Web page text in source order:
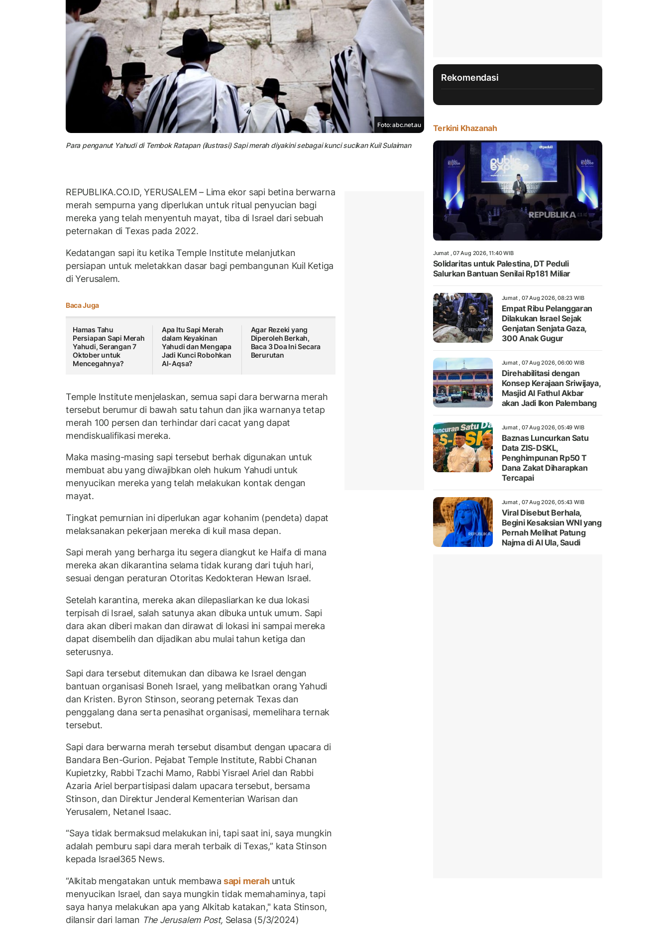
Foto: abc.net.au
Para penganut Yahudi di Tembok Ratapan (ilustrasi) Sapi merah diyakini sebagai kunci sucikan Kuil Sulaiman
REPUBLIKA.CO.ID, YERUSALEM – Lima ekor sapi betina berwarna
merah sempurna yang diperlukan untuk ritual penyucian bagi
mereka yang telah menyentuh mayat, tiba di Israel dari sebuah
peternakan di Texas pada 2022.
Kedatangan sapi itu ketika Temple Institute melanjutkan
persiapan untuk meletakkan dasar bagi pembangunan Kuil Ketiga
di Yerusalem.
Baca Juga
Hamas Tahu
Persiapan Sapi Merah
Yahudi, Serangan 7
Oktober untuk
Mencegahnya?
Apa Itu Sapi Merah
dalam Keyakinan
Yahudi dan Mengapa
Jadi Kunci Robohkan
Al-Aqsa?
Agar Rezeki yang
Diperoleh Berkah,
Baca 3 Doa Ini Secara
Berurutan
Temple Institute menjelaskan, semua sapi dara berwarna merah
tersebut berumur di bawah satu tahun dan jika warnanya tetap
merah 100 persen dan terhindar dari cacat yang dapat
mendiskualifikasi mereka.
Maka masing-masing sapi tersebut berhak digunakan untuk
membuat abu yang diwajibkan oleh hukum Yahudi untuk
menyucikan mereka yang telah melakukan kontak dengan
mayat.
Tingkat pemurnian ini diperlukan agar kohanim (pendeta) dapat
melaksanakan pekerjaan mereka di kuil masa depan.
Sapi merah yang berharga itu segera diangkut ke Haifa di mana
mereka akan dikarantina selama tidak kurang dari tujuh hari,
sesuai dengan peraturan Otoritas Kedokteran Hewan Israel.
Setelah karantina, mereka akan dilepasliarkan ke dua lokasi
terpisah di Israel, salah satunya akan dibuka untuk umum. Sapi
dara akan diberi makan dan dirawat di lokasi ini sampai mereka
dapat disembelih dan dijadikan abu mulai tahun ketiga dan
seterusnya.
Sapi dara tersebut ditemukan dan dibawa ke Israel dengan
bantuan organisasi Boneh Israel, yang melibatkan orang Yahudi
dan Kristen. Byron Stinson, seorang peternak Texas dan
penggalang dana serta penasihat organisasi, memelihara ternak
tersebut.
Sapi dara berwarna merah tersebut disambut dengan upacara di
Bandara Ben-Gurion. Pejabat Temple Institute, Rabbi Chanan
Kupietzky, Rabbi Tzachi Mamo, Rabbi Yisrael Ariel dan Rabbi
Azaria Ariel berpartisipasi dalam upacara tersebut, bersama
Stinson, dan Direktur Jenderal Kementerian Warisan dan
Yerusalem, Netanel Isaac.
“Saya tidak bermaksud melakukan ini, tapi saat ini, saya mungkin
adalah pemburu sapi dara merah terbaik di Texas,” kata Stinson
kepada Israel365 News.
“Alkitab mengatakan untuk membawa sapi merah untuk
menyucikan Israel, dan saya mungkin tidak memahaminya, tapi
saya hanya melakukan apa yang Alkitab katakan," kata Stinson,
dilansir dari laman The Jerusalem Post, Selasa (5/3/2024)
Rekomendasi
Terkini Khazanah
Jumat , 07 Aug 2026, 11:40 WIB
Solidaritas untuk Palestina, DT Peduli
Salurkan Bantuan Senilai Rp181 Miliar
Jumat , 07 Aug 2026, 08:23 WIB
Empat Ribu Pelanggaran
Dilakukan Israel Sejak
Genjatan Senjata Gaza,
300 Anak Gugur
Jumat , 07 Aug 2026, 06:00 WIB
Direhabilitasi dengan
Konsep Kerajaan Sriwijaya,
Masjid Al Fathul Akbar
akan Jadi Ikon Palembang
Jumat , 07 Aug 2026, 05:49 WIB
Baznas Luncurkan Satu
Data ZIS-DSKL,
Penghimpunan Rp50 T
Dana Zakat Diharapkan
Tercapai
Jumat , 07 Aug 2026, 05:43 WIB
Viral Disebut Berhala,
Begini Kesaksian WNI yang
Pernah Melihat Patung
Najma di Al Ula, Saudi